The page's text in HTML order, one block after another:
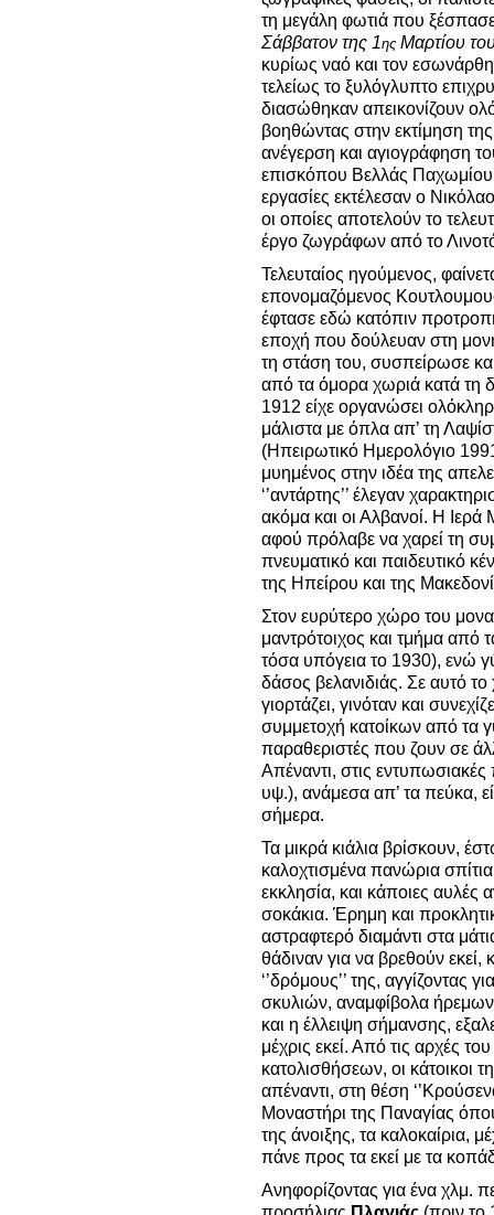
τη μεγάλη φωτιά που
Σάββατον της 1ης Μαρτίου
κυρίως ναό και τον
τελείως το ξυλόγλυπτο
διασώθηκαν απεικονίζουν
βοηθώντας στην εκτίμηση
ανέγερση και αγιογράφηση
επισκόπου Βελλάς Παχωμίου
εργασίες εκτέλεσαν ο
οι οποίες αποτελούν το
έργο ζωγράφων από το
Τελευταίος ηγούμενος,
επονομαζόμενος
έφτασε εδώ κατόπιν
εποχή που δούλευαν στη
τη στάση του, συσπείρωσε
από τα όμορα χωριά κατά τη
1912 είχε οργανώσει
μάλιστα με όπλα απ’ τη
(Ηπειρωτικό Ημερολόγιο
μυημένος στην ιδέα της
‘’αντάρτης’’ έλεγαν
ακόμα και οι Αλβανοί. Η
αφού πρόλαβε να χαρεί τη
πνευματικό και παιδευτικό
της Ηπείρου και της
Στον ευρύτερο χώρο του
μαντρότοιχος και τμήμα από
τόσα υπόγεια το 1930), ενώ
δάσος βελανιδιάς. Σε αυτό
γιορτάζει, γινόταν και
συμμετοχή κατοίκων από τα
παραθεριστές που ζουν σε
Απέναντι, στις
υψ.), ανάμεσα απ’ τα πεύκα,
σήμερα.
Τα μικρά κιάλια βρίσκουν,
καλοχτισμένα πανώρια
εκκλησία, και κάποιες αυλές
σοκάκια. Έρημη και
αστραφτερό διαμάντι στα
θάδιναν για να βρεθούν
‘’δρόμους’’ της, αγγίζοντας
σκυλιών, αναμφίβολα
και η έλλειψη σήμανσης,
μέχρις εκεί. Από τις αρχές
κατολισθήσεων, οι κάτοικοι
απέναντι, στη θέση
Μοναστήρι της Παναγίας
της άνοιξης, τα καλοκαίρια,
πάνε προς τα εκεί με τα
Ανηφορίζοντας για ένα χλμ.